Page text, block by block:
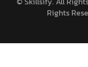
Rights